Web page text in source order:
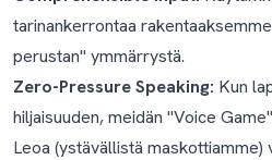
tarinankerrontaa
perustan" ymmärrystä.
Zero-Pressure Speaking: Kun
hiljaisuuden, meidän "Voice
Leoa (ystävällistä maskottiamme)